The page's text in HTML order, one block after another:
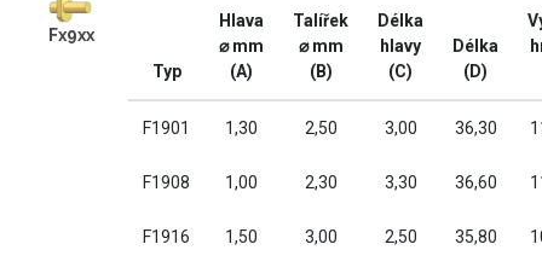
Fx9xx
Typ
Hlava
⌀ mm
(A)
Talířek
⌀ mm
(B)
Délka
hlavy
(C)
Délka
(D)
F1901 1,30 2,50 3,00 36,30
F1908 1,00 2,30 3,30 36,60
F1916 1,50 3,00 2,50 35,80